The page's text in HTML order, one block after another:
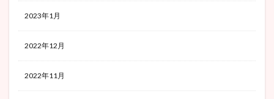
2023年1月
2022年12月
2022年11月